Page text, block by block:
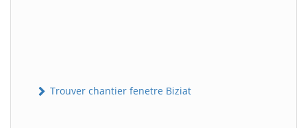
Trouver chantier fenetre Biziat